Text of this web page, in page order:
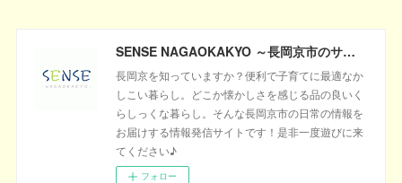
SENSE NAGAOKAKYO ～長岡京市のサブサイト～
長岡京を知っていますか？便利で子育てに最適なか
しこい暮らし。どこか懐かしさを感じる品の良いく
らしっくな暮らし。そんな長岡京市の日常の情報を
お届けする情報発信サイトです！是非一度遊びに来
てください♪
フォロー